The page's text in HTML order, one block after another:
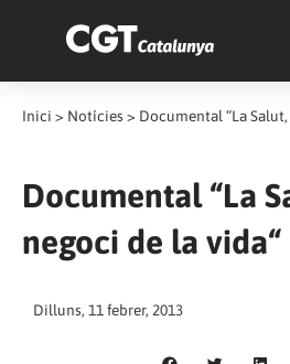
Inici > Notícies > Documental “La
Documental “La
negoci de la vida“
Dilluns, 11 febrer, 2013